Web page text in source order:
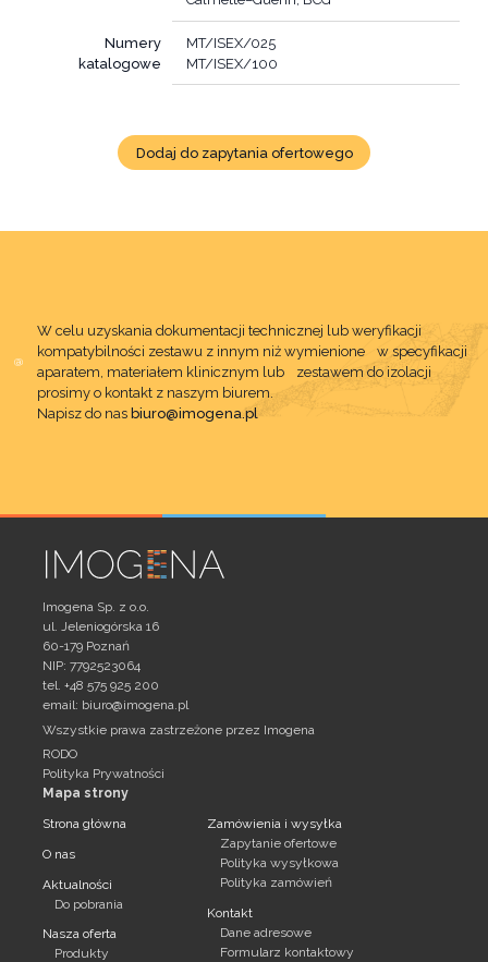
Numery
katalogowe
MT/ISEX/025
MT/ISEX/100
Dodaj do zapytania ofertowego
W celu uzyskania dokumentacji technicznej lub weryfikacji
kompatybilności zestawu z innym niż wymienione w specyfikacji
aparatem, materiałem klinicznym lub zestawem do izolacji
prosimy o kontakt z naszym biurem.
Napisz do nas biuro@imogena.pl
Imogena Sp. z o.o.
ul. Jeleniogórska 16
60-179 Poznań
NIP: 7792523064
tel. +48 575 925 200
email: biuro@imogena.pl
Wszystkie prawa zastrzeżone przez Imogena
RODO
Polityka Prywatności
Mapa strony
Strona główna
O nas
Aktualności
Do pobrania
Nasza oferta
Produkty
Zamówienia i wysyłka
Zapytanie ofertowe
Polityka wysyłkowa
Polityka zamówień
Kontakt
Dane adresowe
Formularz kontaktowy